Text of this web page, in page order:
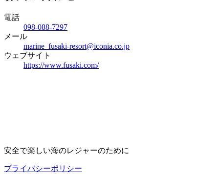
電話
098-088-7297
メール
marine_fusaki-resort@iconia.co.jp
ウェブサイト
https://www.fusaki.com/
安全で楽しい海のレジャーのために
プライバシーポリシー